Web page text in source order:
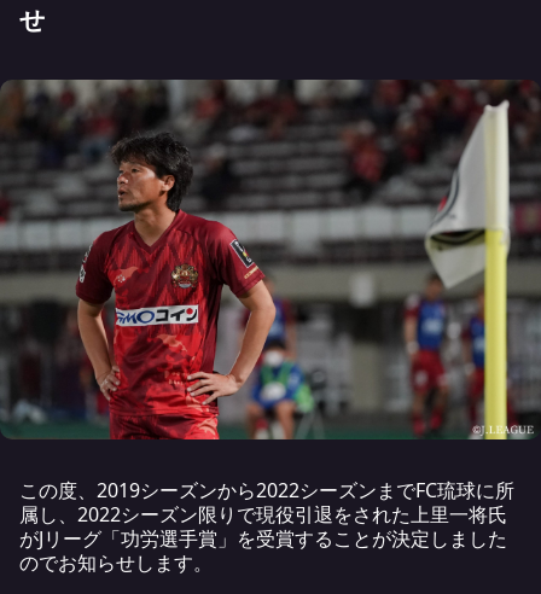
せ
この度、2019シーズンから2022シーズンまでFC琉球に所
属し、2022シーズン限りで現役引退をされた上里一将氏
がJリーグ「功労選手賞」を受賞することが決定しました
のでお知らせします。